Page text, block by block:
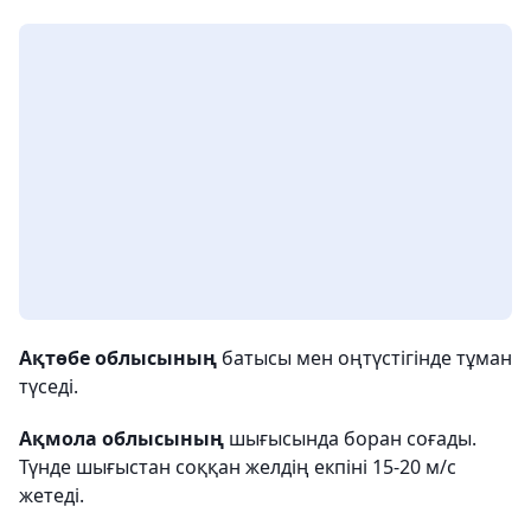
Ақтөбе облысының батысы мен оңтүстігінде тұман
түседі.
Ақмола облысының шығысында боран соғады.
Түнде шығыстан соққан желдің екпіні 15-20 м/с
жетеді.